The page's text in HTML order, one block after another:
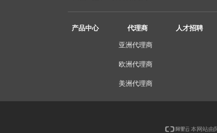
产品中心 代理商 人才招聘
亚洲代理商
欧洲代理商
美洲代理商
本网站由